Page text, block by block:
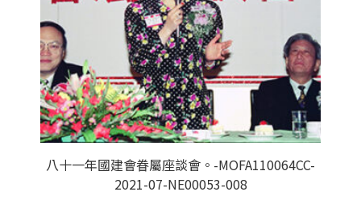
八十一年國建會眷屬座談會。-MOFA110064CC-
2021-07-NE00053-008